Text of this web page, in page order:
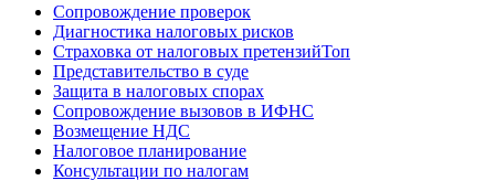
Сопровождение проверок
Диагностика налоговых рисков
Страховка от налоговых претензийТоп
Представительство в суде
Защита в налоговых спорах
Сопровождение вызовов в ИФНС
Возмещение НДС
Налоговое планирование
Консультации по налогам